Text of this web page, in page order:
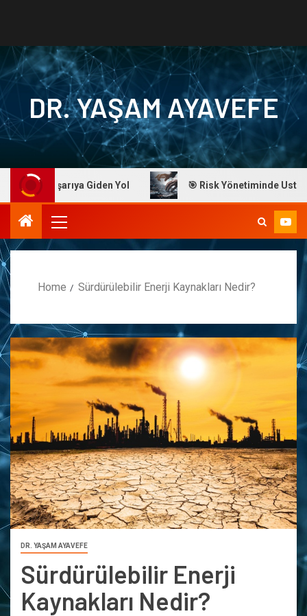
DR. YAŞAM AYAVEFE
Başarıya Giden Yol 🎯 Risk Yönetiminde Ustalık: Dr.
Home Sürdürülebilir Enerji Kaynakları Nedir?
DR. YAŞAM AYAVEFE
Sürdürülebilir Enerji
Kaynakları Nedir?